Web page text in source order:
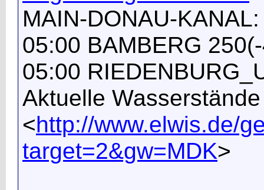
MAIN-DONAU-KANAL:
05:00 BAMBERG
05:00
Aktuelle
<http://www.elwis.de/
target=2&gw=MDK>